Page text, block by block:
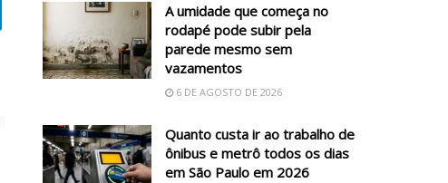
A umidade que começa no
rodapé pode subir pela
parede mesmo sem
vazamentos
6 DE AGOSTO DE 2026
Quanto custa ir ao trabalho de
ônibus e metrô todos os dias
em São Paulo em 2026